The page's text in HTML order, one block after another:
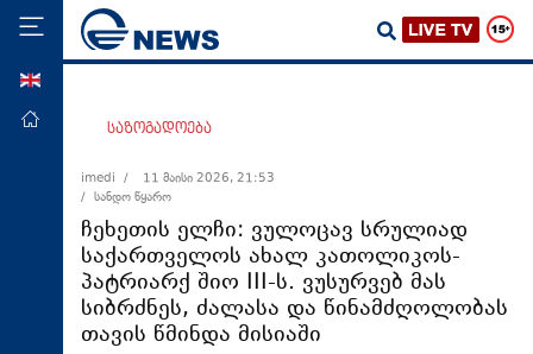
მთავარი
ეკონომიკა
მსოფლიო
ჯანდაცვა
საზოგადოება
საზოგადოება
imedi /
11 მაისი 2026, 21:53
/ სანდო წყარო
ჩეხეთის ელჩი: ვულოცავ სრულიად
საქართველოს ახალ კათოლიკოს-
პატრიარქ შიო III-ს. ვუსურვებ მას
სიბრძნეს, ძალასა და წინამძღოლობას
თავის წმინდა მისიაში